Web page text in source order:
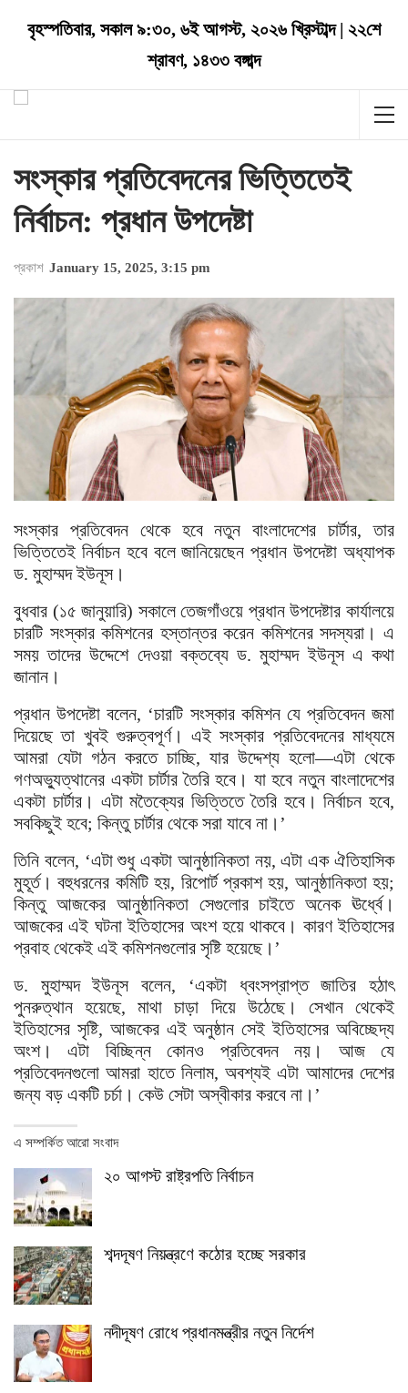
বৃহস্পতিবার, সকাল ৯:৩০, ৬ই আগস্ট, ২০২৬ খ্রিস্টাব্দ| ২২শে
শ্রাবণ, ১৪৩৩ বঙ্গাব্দ
সংস্কার প্রতিবেদনের ভিত্তিতেই
নির্বাচন: প্রধান উপদেষ্টা
প্রকাশ January 15, 2025, 3:15 pm
সংস্কার প্রতিবেদন থেকে হবে নতুন বাংলাদেশের চার্টার, তার
ভিত্তিতেই নির্বাচন হবে বলে জানিয়েছেন প্রধান উপদেষ্টা অধ্যাপক
ড. মুহাম্মদ ইউনূস।
বুধবার (১৫ জানুয়ারি) সকালে তেজগাঁওয়ে প্রধান উপদেষ্টার কার্যালয়ে
চারটি সংস্কার কমিশনের হস্তান্তর করেন কমিশনের সদস্যরা। এ
সময় তাদের উদ্দেশে দেওয়া বক্তব্যে ড. মুহাম্মদ ইউনূস এ কথা
জানান।
প্রধান উপদেষ্টা বলেন, ‘চারটি সংস্কার কমিশন যে প্রতিবেদন জমা
দিয়েছে তা খুবই গুরুত্বপূর্ণ। এই সংস্কার প্রতিবেদনের মাধ্যমে
আমরা যেটা গঠন করতে চাচ্ছি, যার উদ্দেশ্য হলো—এটা থেকে
গণঅভ্যুত্থানের একটা চার্টার তৈরি হবে। যা হবে নতুন বাংলাদেশের
একটা চার্টার। এটা মতৈক্যের ভিত্তিতে তৈরি হবে। নির্বাচন হবে,
সবকিছুই হবে; কিন্তু চার্টার থেকে সরা যাবে না।’
তিনি বলেন, ‘এটা শুধু একটা আনুষ্ঠানিকতা নয়, এটা এক ঐতিহাসিক
মুহূর্ত। বহুধরনের কমিটি হয়, রিপোর্ট প্রকাশ হয়, আনুষ্ঠানিকতা হয়;
কিন্তু আজকের আনুষ্ঠানিকতা সেগুলোর চাইতে অনেক ঊর্ধ্বে।
আজকের এই ঘটনা ইতিহাসের অংশ হয়ে থাকবে। কারণ ইতিহাসের
প্রবাহ থেকেই এই কমিশনগুলোর সৃষ্টি হয়েছে।’
ড. মুহাম্মদ ইউনূস বলেন, ‘একটা ধ্বংসপ্রাপ্ত জাতির হঠাৎ
পুনরুত্থান হয়েছে, মাথা চাড়া দিয়ে উঠেছে। সেখান থেকেই
ইতিহাসের সৃষ্টি, আজকের এই অনুষ্ঠান সেই ইতিহাসের অবিচ্ছেদ্য
অংশ। এটা বিচ্ছিন্ন কোনও প্রতিবেদন নয়। আজ যে
প্রতিবেদনগুলো আমরা হাতে নিলাম, অবশ্যই এটা আমাদের দেশের
জন্য বড় একটি চর্চা। কেউ সেটা অস্বীকার করবে না।’
এ সম্পর্কিত আরো সংবাদ
২০ আগস্ট রাষ্ট্রপতি নির্বাচন
শব্দদূষণ নিয়ন্ত্রণে কঠোর হচ্ছে সরকার
নদীদূষণ রোধে প্রধানমন্ত্রীর নতুন নির্দেশ